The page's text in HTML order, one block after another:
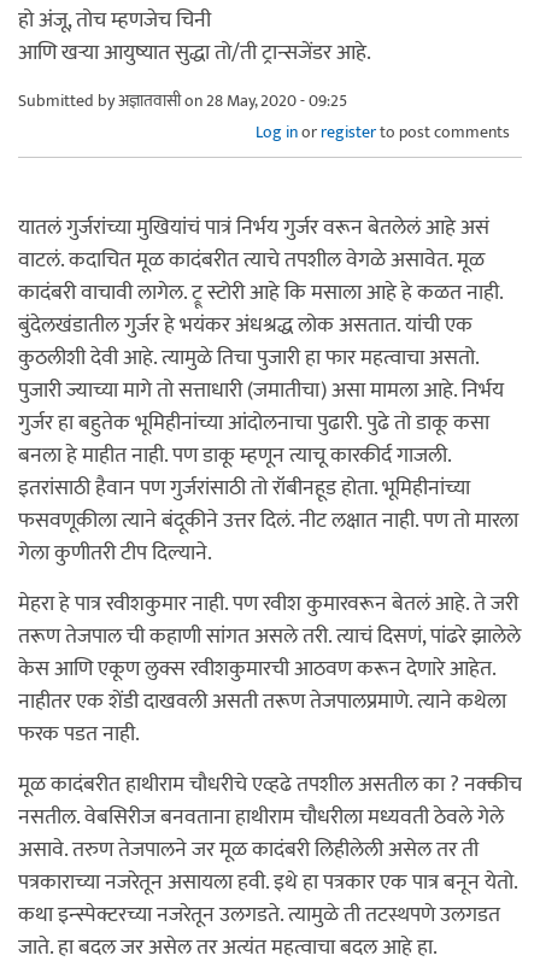
हो अंजू, तोच म्हणजेच चिनी
आणि खऱ्या आयुष्यात सुद्धा तो/ती ट्रान्सजेंडर आहे.
Submitted byअज्ञातवासीon 28 May, 2020 - 09:25
Log inorregisterto post comments
यातलं गुर्जरांच्या मुखियांचं पात्रं निर्भय गुर्जर वरून बेतलेलं आहे असं
वाटलं. कदाचित मूळ कादंबरीत त्याचे तपशील वेगळे असावेत. मूळ
कादंबरी वाचावी लागेल. ट्रू स्टोरी आहे कि मसाला आहे हे कळत नाही.
बुंदेलखंडातील गुर्जर हे भयंकर अंधश्रद्ध लोक असतात. यांची एक
कुठलीशी देवी आहे. त्यामुळे तिचा पुजारी हा फार महत्वाचा असतो.
पुजारी ज्याच्या मागे तो सत्ताधारी (जमातीचा) असा मामला आहे. निर्भय
गुर्जर हा बहुतेक भूमिहीनांच्या आंदोलनाचा पुढारी. पुढे तो डाकू कसा
बनला हे माहीत नाही. पण डाकू म्हणून त्याचू कारकीर्द गाजली.
इतरांसाठी हैवान पण गुर्जरांसाठी तो रॉबीनहूड होता. भूमिहीनांच्या
फसवणूकीला त्याने बंदूकीने उत्तर दिलं. नीट लक्षात नाही. पण तो मारला
गेला कुणीतरी टीप दिल्याने.
मेहरा हे पात्र रवीशकुमार नाही. पण रवीश कुमारवरून बेतलं आहे. ते जरी
तरूण तेजपाल ची कहाणी सांगत असले तरी. त्याचं दिसणं, पांढरे झालेले
केस आणि एकूण लुक्स रवीशकुमारची आठवण करून देणारे आहेत.
नाहीतर एक शेंडी दाखवली असती तरूण तेजपालप्रमाणे. त्याने कथेला
फरक पडत नाही.
मूळ कादंबरीत हाथीराम चौधरीचे एव्हढे तपशील असतील का ? नक्कीच
नसतील. वेबसिरीज बनवताना हाथीराम चौधरीला मध्यवती ठेवले गेले
असावे. तरुण तेजपालने जर मूळ कादंबरी लिहीलेली असेल तर ती
पत्रकाराच्या नजरेतून असायला हवी. इथे हा पत्रकार एक पात्र बनून येतो.
कथा इन्स्पेक्टरच्या नजरेतून उलगडते. त्यामुळे ती तटस्थपणे उलगडत
जाते. हा बदल जर असेल तर अत्यंत महत्वाचा बदल आहे हा.